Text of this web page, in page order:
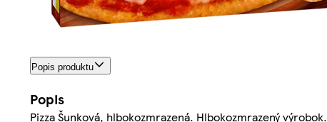
Popis produktu
Popis
Pizza Šunková, hlbokozmrazená. Hlbokozmrazený výrobok.